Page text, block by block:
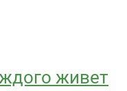
живет